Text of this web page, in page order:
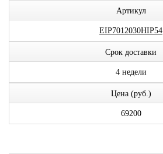
Артикул
EIP7012030HIP54
Срок доставки
4 недели
Цена (руб.)
69200